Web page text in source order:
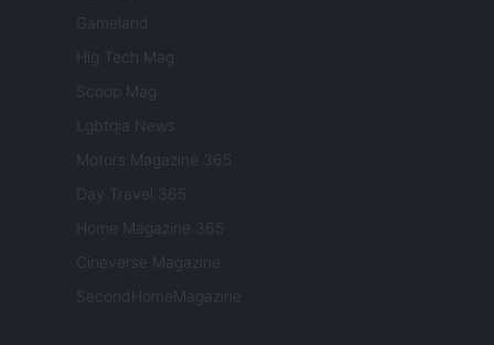
Gameland
Hig Tech Mag
Scoop Mag
Lgbtqia News
Motors Magazine 365
Day Travel 365
Home Magazine 365
Cineverse Magazine
SecondHomeMagazine